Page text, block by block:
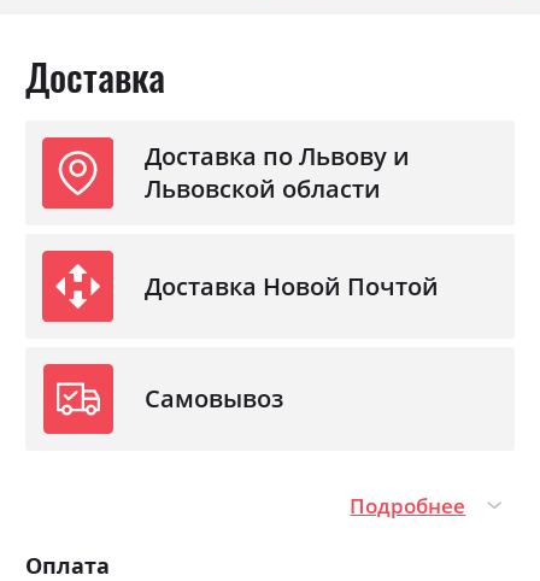
Доставка
Доставка по Львову и
Львовской области
Доставка Новой Почтой
Самовывоз
Подробнее
Оплата